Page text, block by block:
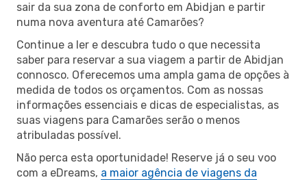
sair da sua zona de conforto em Abidjan e partir
numa nova aventura até Camarões?
Continue a ler e descubra tudo o que necessita
saber para reservar a sua viagem a partir de Abidjan
connosco. Oferecemos uma ampla gama de opções à
medida de todos os orçamentos. Com as nossas
informações essenciais e dicas de especialistas, as
suas viagens para Camarões serão o menos
atribuladas possível.
Não perca esta oportunidade! Reserve já o seu voo
com a eDreams, a maior agência de viagens da